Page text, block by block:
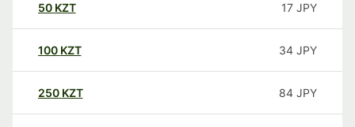
50 KZT 17 JPY
100 KZT 34 JPY
250 KZT 84 JPY